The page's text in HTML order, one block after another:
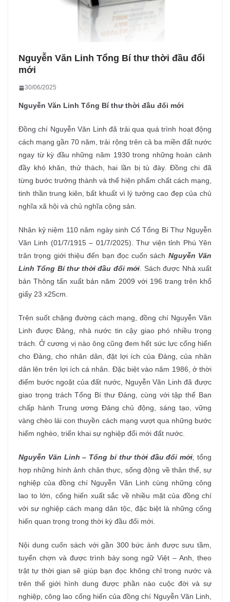
Nguyễn Văn Linh Tổng Bí thư thời đầu đổi
mới
30/06/2025
Nguyễn Văn Linh Tổng Bí thư thời đầu đổi mới
Đồng chí Nguyễn Văn Linh đã trải qua quá trình hoạt động
cách mạng gần 70 năm, trải rộng trên cả ba miền đất nước
ngay từ kỳ đầu những năm 1930 trong những hoàn cảnh
đầy khó khăn, thử thách, hai lần bị tù đày. Đồng chi đã
từng bước trưởng thành và thể hiện phẩm chất cách mạng,
tinh thần trung kiên, bất khuất vì lý tưởng cao đẹp của chủ
nghĩa xã hội và chủ nghĩa cộng sản.
Nhân kỷ niệm 110 năm ngày sinh Cố Tổng Bí Thư Nguyễn
Văn Linh (01/7/1915 – 01/7/2025). Thư viện tỉnh Phú Yên
trân trọng giới thiệu đến bạn đọc cuốn sách Nguyễn Văn
Linh Tổng Bí thư thời đầu đổi mới . Sách được Nhà xuất
bản Thông tấn xuất bản năm 2009 với 196 trang trên khổ
giấy 23 x25cm.
Trên suốt chặng đường cách mạng, đồng chí Nguyễn Văn
Linh được Đảng, nhà nước tin cậy giao phó nhiều trọng
trách. Ở cương vị nào ông cũng đem hết sức lực cống hiến
cho Đảng, cho nhân dân, đặt lợi ích của Đảng, của nhân
dân lên trên lợi ích cá nhân. Đặc biệt vào năm 1986, ở thời
điểm bước ngoặt của đất nước, Nguyễn Văn Linh đã được
giao trọng trách Tổng Bí thư Đảng, cùng với tập thể Ban
chấp hành Trung ương Đảng chủ động, sáng tạo, vững
vàng chèo lái con thuyền cách mạng vượt qua những bước
hiểm nghèo, triển khai sự nghiệp đổi mới đất nước.
Nguyễn Văn Linh – Tổng bí thư thời đầu đổi mới ,tổng
hợp những hình ảnh chân thực, sống động về thân thế, sự
nghiệp của đồng chí Nguyễn Văn Linh cùng những công
lao to lớn, cống hiến xuất sắc về nhiều mặt của đồng chí
với sự nghiệp cách mạng dân tộc, đặc biệt là những cống
hiến quan trọng trong thời kỳ đầu đổi mới.
Nội dung cuốn sách với gần 300 bức ảnh được sưu tầm,
tuyển chợn và được trình bày song ngữ Việt – Anh, theo
trật tự thời gian sẽ giúp bạn đọc không chỉ trong nước và
trên thế giới hình dung được phần nào cuộc đời và sự
nghiệp, công lao cống hiến của đồng chí Nguyễn Văn Linh,